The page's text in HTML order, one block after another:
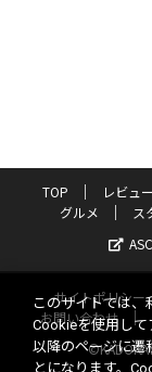
TOP レビュー
グルメ
ス
サイトポリシー
お問い合わせ
このサイトでは、
Cookieを使用して
以降のページに遷
とになります。